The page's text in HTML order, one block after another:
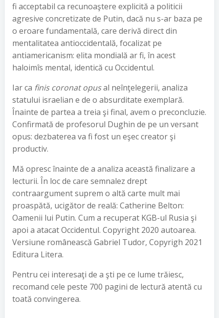
fi acceptabil ca recunoaştere explicită a politicii
agresive concretizate de Putin, dacă nu s-ar baza pe
o eroare fundamentală, care derivă direct din
mentalitatea antioccidentală, focalizat pe
antiamericanism: elita mondială ar fi, în acest
haloimîs mental, identică cu Occidentul.
Iar ca finis coronat opusal neînţelegerii, analiza
statului israelian e de o absurditate exemplară.
Înainte de partea a treia şi final, avem o preconcluzie.
Confirmată de profesorul Dughin de pe un versant
opus: dezbaterea va fi fost un eşec creator şi
productiv.
Mă opresc înainte de a analiza această finalizare a
lecturii. În loc de care semnalez drept
contraargument suprem o altă carte mult mai
proaspătă, ucigător de reală: Catherine Belton:
Oamenii lui Putin. Cum a recuperat KGB-ul Rusia şi
apoi a atacat Occidentul. Copyright 2020 autoarea.
Versiune românească Gabriel Tudor, Copyrigh 2021
Editura Litera.
Pentru cei interesaţi de a şti pe ce lume trăiesc,
recomand cele peste 700 pagini de lectură atentă cu
toată convingerea.